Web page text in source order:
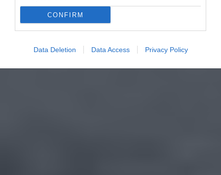
CONFIRM
Data Deletion Data Access Privacy Policy